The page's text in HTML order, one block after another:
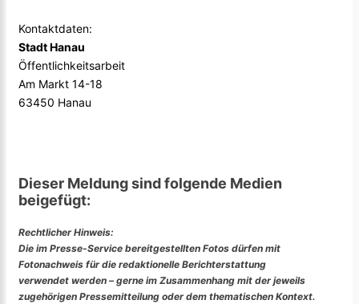
Kontaktdaten:
Stadt Hanau
Öffentlichkeitsarbeit
Am Markt 14-18
63450 Hanau
Dieser Meldung sind folgende Medien
beigefügt:
Rechtlicher Hinweis:
Die im Presse-Service bereitgestellten Fotos dürfen mit
Fotonachweis für die redaktionelle Berichterstattung
verwendet werden – gerne im Zusammenhang mit der jeweils
zugehörigen Pressemitteilung oder dem thematischen Kontext.